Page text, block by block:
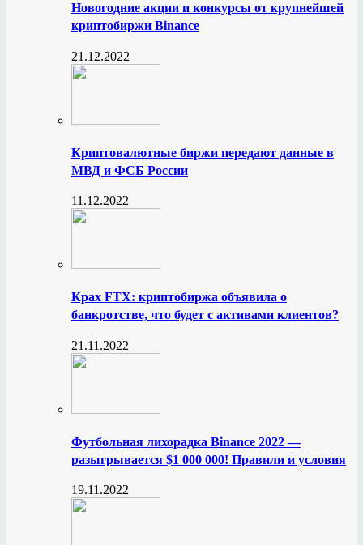
Новогодние акции и конкурсы от крупнейшей
криптобиржи Binance
21.12.2022
Криптовалютные биржи передают данные в
МВД и ФСБ России
11.12.2022
Крах FTX: криптобиржа объявила о
банкротстве, что будет с активами клиентов?
21.11.2022
Футбольная лихорадка Binance 2022 —
разыгрывается $1 000 000! Правили и условия
19.11.2022